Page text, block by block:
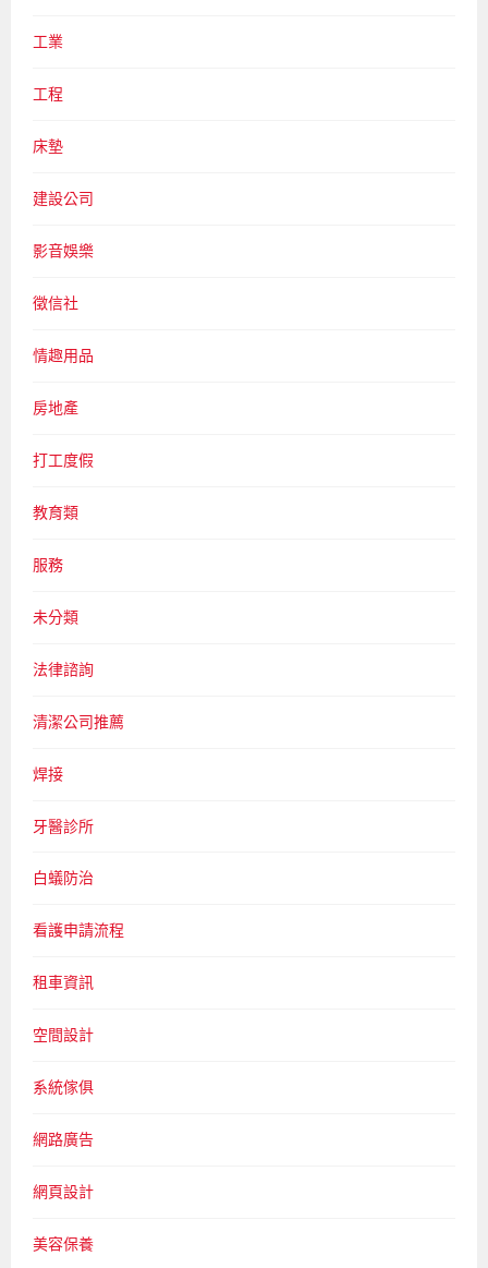
工業
工程
床墊
建設公司
影音娛樂
徵信社
情趣用品
房地產
打工度假
教育類
服務
未分類
法律諮詢
清潔公司推薦
焊接
牙醫診所
白蟻防治
看護申請流程
租車資訊
空間設計
系統傢俱
網路廣告
網頁設計
美容保養